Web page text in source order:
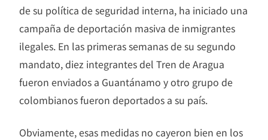
de su política de seguridad interna, ha iniciado una
campaña de deportación masiva de inmigrantes
ilegales. En las primeras semanas de su segundo
mandato, diez integrantes del Tren de Aragua
fueron enviados a Guantánamo y otro grupo de
colombianos fueron deportados a su país.
Obviamente, esas medidas no cayeron bien en los